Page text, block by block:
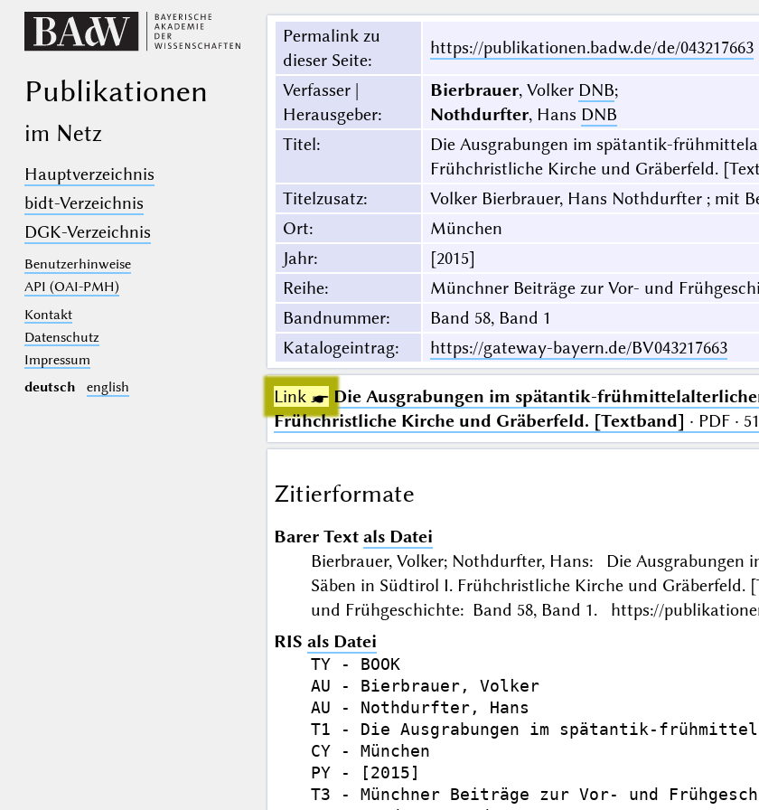
Publikationen
im Netz
Hauptverzeichnis
bidt-Verzeichnis
DGK-Verzeichnis
Benutzerhinweise
API (OAI-PMH)
Kontakt
Datenschutz
Impressum
deutsch
english
Permalink zu
dieser Seite:
https://publikationen.badw.de/de/043217663
Verfasser |
Herausgeber:
Bierbrauer, Volker DNB;
Nothdurfter, Hans DNB
Titel:
Die Ausgrabungen im spätantik-
Frühchristliche Kirche und Gräberfeld.
Titelzusatz:
Volker Bierbrauer, Hans Nothdurfter ; mit
Ort:
München
Jahr:
[2015]
Reihe:
Münchner Beiträge zur Vor- und
Bandnummer:
Band 58, Band 1
Katalogeintrag: https://gateway-bayern.de/BV043217663
Link ☛ Die Ausgrabungen im spätantik-
Frühchristliche Kirche und Gräberfeld. [Textband] · PDF ·
Zitierformate
Barer Text als Datei
Bierbrauer, Volker; Nothdurfter, Hans: Die
Säben in Südtirol I. Frühchristliche Kirche und
und Frühgeschichte: Band 58, Band 1. https://
RIS als Datei
TY - BOOK
AU - Bierbrauer, Volker
AU - Nothdurfter, Hans
T1 - Die Ausgrabungen im spätantik-
CY - München
PY - [2015]
T3 - Münchner Beiträge zur Vor- und